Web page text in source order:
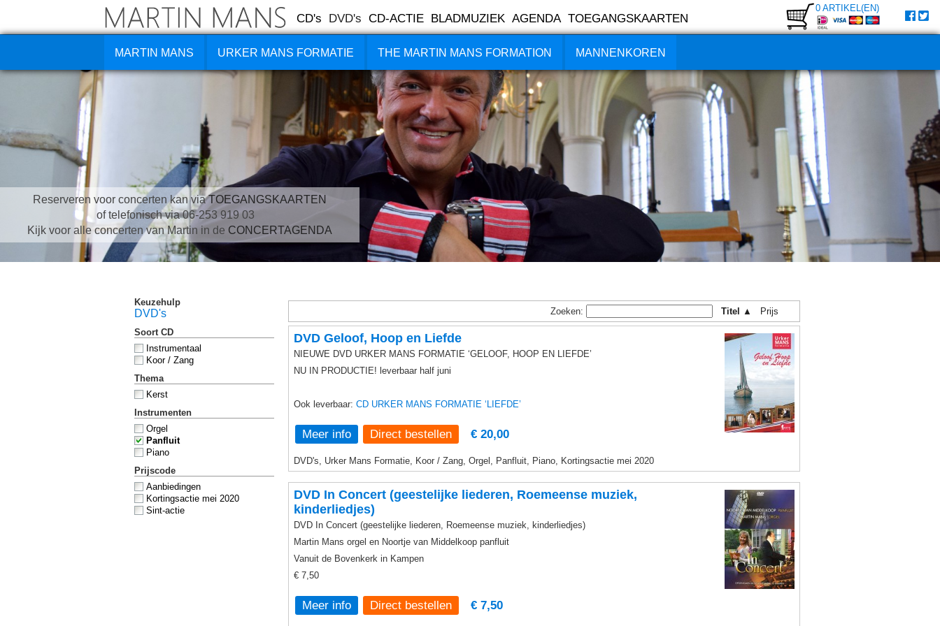
CD's DVD's CD-ACTIE BLADMUZIEK AGENDA TOEGANGSKAARTEN
0 ARTIKEL(EN)
MARTIN MANS URKER MANS FORMATIE THE MARTIN MANS FORMATION MANNENKOREN
Reserveren voor concerten kan viaTOEGANGSKAARTEN
of telefonisch via 06-253 919 03
Kijk voor alle concerten van Martin in de CONCERTAGENDA
Keuzehulp
DVD's
Soort CD
Instrumentaal
Koor / Zang
Thema
Kerst
Instrumenten
Orgel
Panfluit
Piano
Prijscode
Aanbiedingen
Kortingsactie mei 2020
Sint-actie
Zoeken: Titel ▲ Prijs
DVD Geloof, Hoop en Liefde
NIEUWE DVD URKER MANS FORMATIE ‘GELOOF, HOOP EN LIEFDE’
NU IN PRODUCTIE! leverbaar half juni
Ook leverbaar: CD URKER MANS FORMATIE ‘LIEFDE’
Meer info € 20,00
DVD's, Urker Mans Formatie, Koor / Zang, Orgel, Panfluit, Piano, Kortingsactie mei 2020
DVD In Concert (geestelijke liederen, Roemeense muziek,
kinderliedjes)
DVD In Concert (geestelijke liederen, Roemeense muziek, kinderliedjes)
Martin Mans orgel en Noortje van Middelkoop panfluit
Vanuit de Bovenkerk in Kampen
€ 7,50
Meer info € 7,50